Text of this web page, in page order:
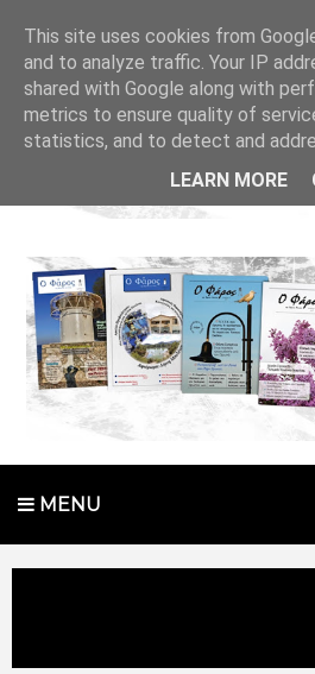
MENU
This site uses cookies from
and to analyze traffic. Your IP
shared with Google along with
metrics to ensure quality of
statistics, and to detect and
LEARN MORE